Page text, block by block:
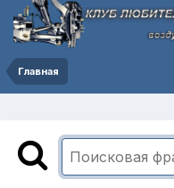
Главная